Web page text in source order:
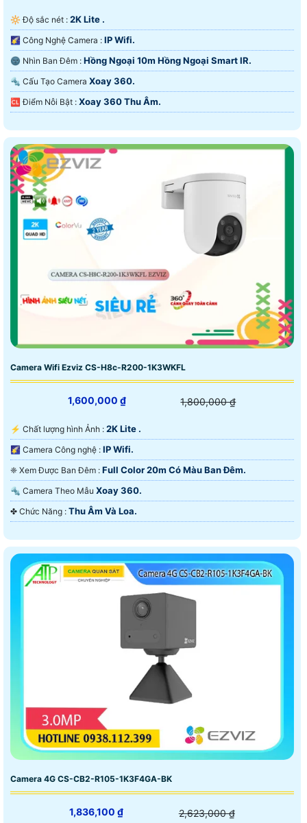
🔆 Độ sắc nét : 2K Lite .
🌠 Công Nghệ Camera : IP Wifi.
🌚 Nhìn Ban Đêm : Hồng Ngoại 10m Hồng Ngoại Smart IR.
🔩 Cấu Tạo Camera Xoay 360.
️🆑 Điểm Nỗi Bật : Xoay 360 Thu Âm.
Camera Wifi Ezviz CS-H8c-R200-1K3WKFL
1,600,000 ₫ 1,800,000 ₫
️⚡ Chất lượng hình Ảnh : 2K Lite .
🌠 Camera Công nghệ : IP Wifi.
❈ Xem Được Ban Đêm : Full Color 20m Có Màu Ban Ðêm.
🔩 Camera Theo Mẫu Xoay 360.
️✤ Chức Năng : Thu Âm Và Loa.
Camera 4G CS-CB2-R105-1K3F4GA-BK
1,836,100 ₫ 2,623,000 ₫